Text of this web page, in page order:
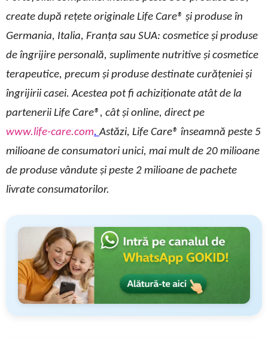
create după rețete originale Life Care® și produse în
Germania, Italia, Franța sau SUA: cosmetice și produse
de îngrijire personală, suplimente nutritive și cosmetice
terapeutice, precum și produse destinate curățeniei și
îngrijirii casei. Acestea pot fi achiziționate atât de la
partenerii Life Care®, cât și online, direct pe
www.life-care.com.Astăzi, Life Care® înseamnă peste 5
milioane de consumatori unici, mai mult de 20 milioane
de produse vândute și peste 2 milioane de pachete
livrate consumatorilor.